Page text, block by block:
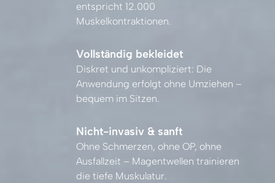
entspricht
Muskelkontraktionen.
Vollständig bekleidet
Diskret und unkompliziert:
Anwendung erfolgt ohne Umziehen
bequem im Sitzen.
Nicht-invasiv & sanft
Ohne Schmerzen, ohne OP,
Ausfallzeit – Magentwellen
die tiefe Muskulatur.